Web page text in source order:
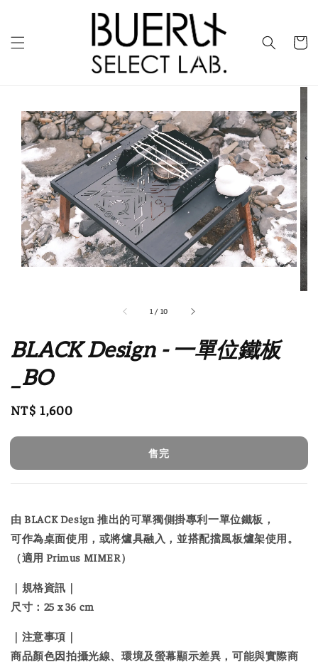
1 / 10
BLACK Design - 一單位鐵板
_BO
Regular
NT$ 1,600
售完
由 BLACK Design 推出的可單獨側掛專利一單位鐵板，
可作為桌面使用，或將爐具融入，並搭配擋風板爐架使用。
（適用 Primus MIMER）
｜規格資訊｜
尺寸：25 x 36 cm
｜注意事項｜
商品顏色因拍攝光線、環境及螢幕顯示差異，可能與實際商